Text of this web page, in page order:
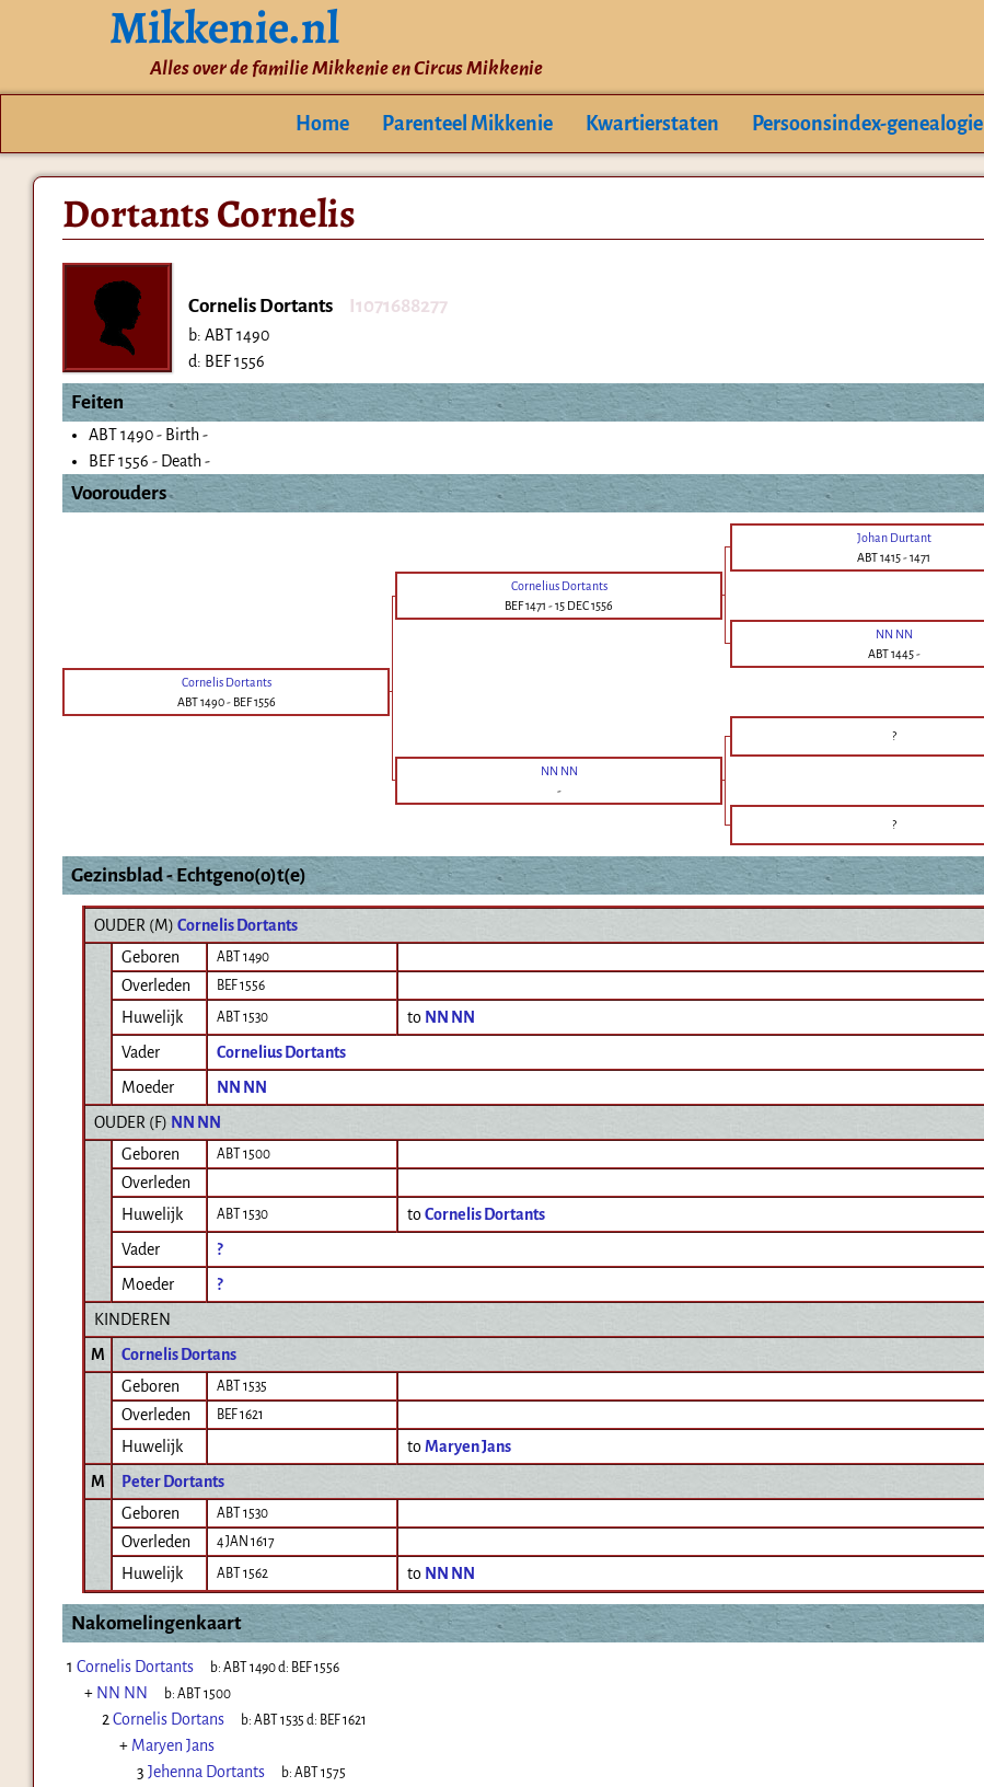
Mikkenie.nl
Alles over de familie Mikkenie en Circus Mikkenie
Home Parenteel Mikkenie Kwartierstaten Persoonsindex-genealogie
Dortants Cornelis
Cornelis Dortants I1071688277
b: ABT 1490
d: BEF 1556
Feiten
ABT 1490 - Birth -
BEF 1556 - Death -
Voorouders
Johan Durtant
ABT 1415-1471
Cornelius Dortants
BEF 1471 -15 DEC 1556
NN NN
ABT 1445-
Cornelis Dortants
ABT 1490- BEF 1556
?
NN NN
-
?
Gezinsblad - Echtgeno(o)t(e)
OUDER (M) Cornelis Dortants
Geboren
ABT 1490
Overleden BEF 1556
Huwelijk ABT 1530 to NN NN
Vader
Cornelius Dortants
Moeder
NN NN
OUDER (F) NN NN
Geboren
ABT 1500
Overleden
Huwelijk
ABT 1530 toCornelis Dortants
Vader
?
Moeder
?
KINDEREN
M
Cornelis Dortans
Geboren
ABT 1535
Overleden BEF 1621
Huwelijk toMaryen Jans
M
Peter Dortants
Geboren
ABT 1530
Overleden 4 JAN 1617
Huwelijk ABT 1562 to NN NN
Nakomelingenkaart
1 Cornelis Dortants b: ABT 1490d: BEF 1556
+ NN NN b: ABT 1500
2 Cornelis Dortans b: ABT 1535 d: BEF 1621
+ Maryen Jans
3 Jehenna Dortants b: ABT 1575